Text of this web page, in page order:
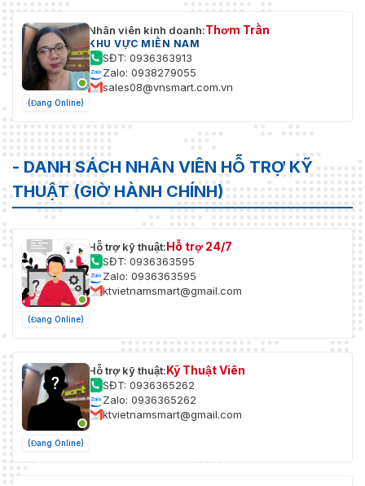
(Đang Online)
Nhân viên kinh doanh:Thơm Trần
KHU VỰC MIỀN NAM
SĐT: 0936363913
Zalo: 0938279055
sales08@vnsmart.com.vn
- DANH SÁCH NHÂN VIÊN HỖ TRỢ KỸ
THUẬT (GIỜ HÀNH CHÍNH)
(Đang Online)
Hỗ trợ kỹ thuật:Hỗ trợ 24/7
SĐT: 0936363595
Zalo: 0936363595
ktvietnamsmart@gmail.com
(Đang Online)
Hỗ trợ kỹ thuật:Kỹ Thuật Viên
SĐT: 0936365262
Zalo: 0936365262
ktvietnamsmart@gmail.com